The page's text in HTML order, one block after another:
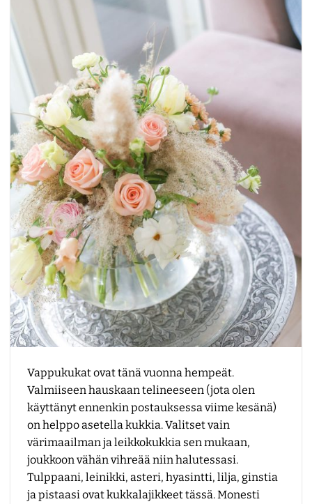
Vappukukat ovat tänä vuonna hempeät.
Valmiiseen hauskaan telineeseen (jota olen
käyttänyt ennenkin postauksessa viime kesänä)
on helppo asetella kukkia. Valitset vain
värimaailman ja leikkokukkia sen mukaan,
joukkoon vähän vihreää niin halutessasi.
Tulppaani, leinikki, asteri, hyasintti, lilja, ginstia
ja pistaasi ovat kukkalajikkeet tässä. Monesti